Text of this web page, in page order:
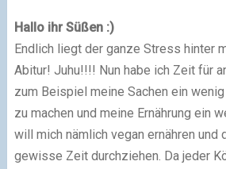
Hallo ihr Süßen :)
Endlich liegt der ganze Stress hinter
Abitur! Juhu!!!! Nun habe ich Zeit für
zum Beispiel meine Sachen ein
zu machen und meine Ernährung ein
will mich nämlich vegan ernähren und
gewisse Zeit durchziehen. Da jeder